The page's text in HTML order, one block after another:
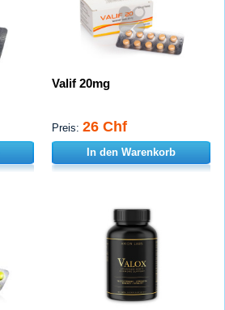
Valif 20mg
Preis: 26 Chf
In den Warenkorb